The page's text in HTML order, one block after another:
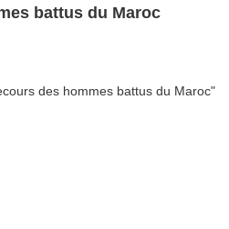
battus du Maroc